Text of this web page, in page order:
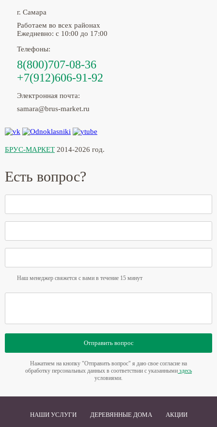
г. Самара
Работаем во всех районах
Ежедневно: с 10:00 до 17:00
Телефоны:
8(800)707-08-36
+7(912)606-91-92
Электронная почта:
samara@brus-market.ru
БРУС-МАРКЕТ 2014-2026 год.
Есть вопрос?
Наш менеджер свяжется с вами в течение 15 минут
Отправить вопрос
Нажатием на кнопку "Отправить вопрос" я даю свое согласие на
обработку персональных данных в соответствии с указанными здесь
условиями.
НАШИ УСЛУГИ ДЕРЕВЯННЫЕ ДОМА АКЦИИ